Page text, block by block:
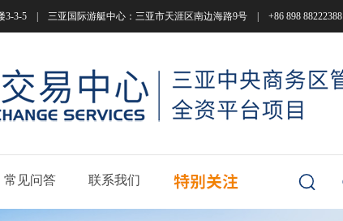
3-3-5 | 三亚国际游艇中心：三亚市天涯区南边海路9号 | +86 898 88222388
常见问答 联系我们